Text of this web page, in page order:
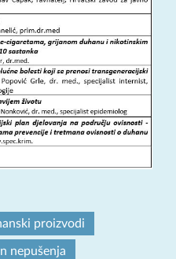
proizvodi
nepušenja